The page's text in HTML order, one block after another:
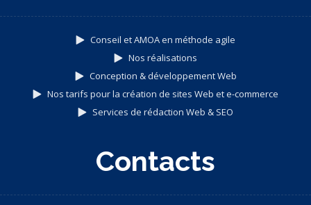
Conseil et AMOA en méthode agile
Nos réalisations
Conception & développement Web
Nos tarifs pour la création de sites Web et e-commerce
Services de rédaction Web & SEO
Contacts